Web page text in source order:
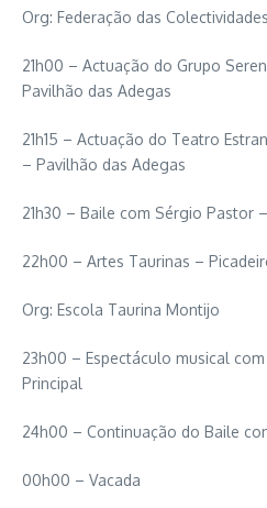
Org: Federação das
21h00 – Actuação do Grupo
Pavilhão das Adegas
21h15 – Actuação do Teatro
– Pavilhão das Adegas
21h30 – Baile com Sérgio Pastor
22h00 – Artes Taurinas –
Org: Escola Taurina Montijo
23h00 – Espectáculo musical
Principal
24h00 – Continuação do Baile
00h00 – Vacada